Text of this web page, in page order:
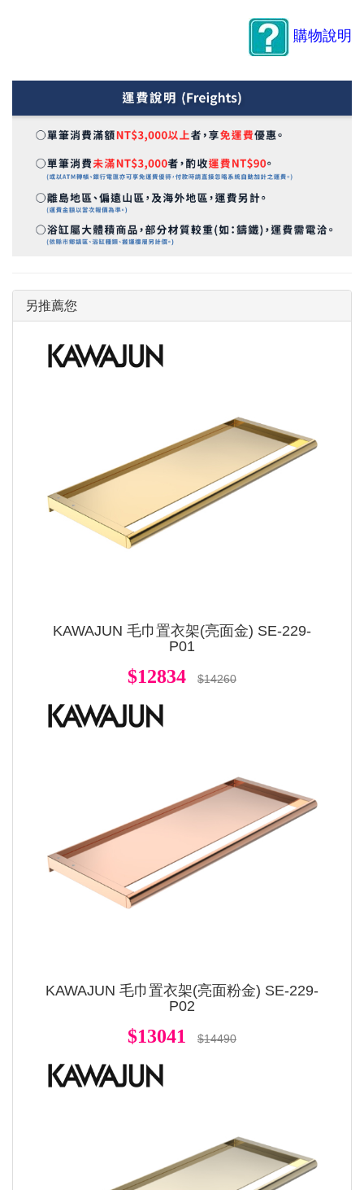
購物說明
另推薦您
KAWAJUN 毛巾置衣架(亮面金) SE-229-
P01
$12834 $14260
KAWAJUN 毛巾置衣架(亮面粉金) SE-229-
P02
$13041 $14490